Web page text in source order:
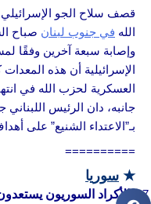
الله في جنوب لبنان صباح
وإصابة سبعة آخرين وفقًا
الإسرائيلية أن هذه المعدات
جانبه، دان الرئيس
بـ”الاعتداء الشنيع” على
==========
★ سوريا
الأكراد السوريون